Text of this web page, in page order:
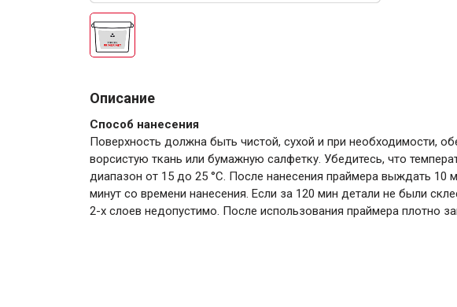
Описание
Способ нанесения
Поверхность должна быть чистой, сухой и при необходимости,
ворсистую ткань или бумажную салфетку. Убедитесь, что
диапазон от 15 до 25 °С. После нанесения праймера выждать 10
минут со времени нанесения. Если за 120 мин детали не были
2-х слоев недопустимо. После использования праймера плотно
Анкеры
Монтажные ленты
Канаты, шнуры
Товары